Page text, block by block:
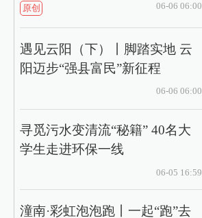
原创 06-06 06:00
遇见云阳（下）丨脚踏实地 云
阳迈步“强县富民”新征程
06-06 06:00
寻觅污水变清流“秘籍” 40名大
学生走进环保一线
06-05 16:59
潼南·彩虹泡泡跑丨一起“跑”去